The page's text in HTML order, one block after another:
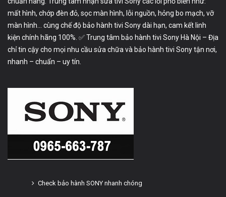
mất hình, chớp đèn đỏ, sọc màn hình, lỗi nguồn, hỏng bo mạch, vỡ
màn hình… cùng chế độ bảo hành tivi Sony dài hạn, cam kết linh
kiện chính hãng 100%. ✅ Trung tâm bảo hành tivi Sony Hà Nội – Địa
chỉ tin cậy cho mọi nhu cầu sửa chữa và bảo hành tivi Sony tận nơi,
nhanh – chuẩn – uy tín.
Check bảo hành SONY nhanh chóng